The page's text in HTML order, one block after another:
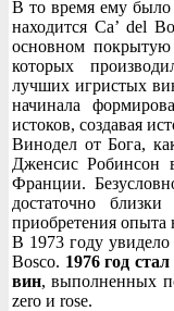
В то время ему было
находится Ca’ del
основном
которых
лучших игристых
начинала
истоков, создавая
Винодел от Бога,
Дженсис Робинсон
Франции.
достаточно
приобретения опыта
В 1973 году увидело
Bosco. 1976 год
вин, выполненных
zero и rose.